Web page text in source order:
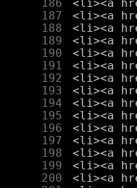
    186
    187
    188
    189
    190
    191
    192
    193
    194
    195
    196
    197
    198
    199
    200